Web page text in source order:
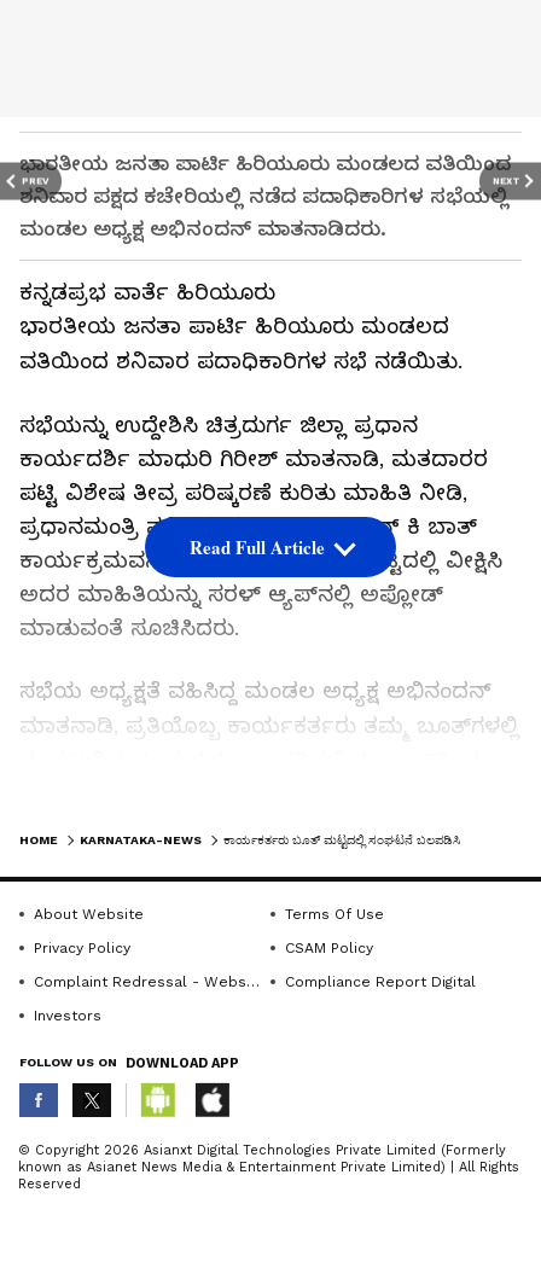
PREV NEXT
ಭಾರತೀಯ ಜನತಾ ಪಾರ್ಟಿ ಹಿರಿಯೂರು ಮಂಡಲದ ವತಿಯಿಂದ
ಶನಿವಾರ ಪಕ್ಷದ ಕಚೇರಿಯಲ್ಲಿ ನಡೆದ ಪದಾಧಿಕಾರಿಗಳ ಸಭೆಯಲ್ಲಿ
ಮಂಡಲ ಅಧ್ಯಕ್ಷ ಅಭಿನಂದನ್ ಮಾತನಾಡಿದರು.
ಕನ್ನಡಪ್ರಭ ವಾರ್ತೆ ಹಿರಿಯೂರು
ಭಾರತೀಯ ಜನತಾ ಪಾರ್ಟಿ ಹಿರಿಯೂರು ಮಂಡಲದ
ವತಿಯಿಂದ ಶನಿವಾರ ಪದಾಧಿಕಾರಿಗಳ ಸಭೆ ನಡೆಯಿತು.
ಸಭೆಯನ್ನು ಉದ್ದೇಶಿಸಿ ಚಿತ್ರದುರ್ಗ ಜಿಲ್ಲಾ ಪ್ರಧಾನ
ಕಾರ್ಯದರ್ಶಿ ಮಾಧುರಿ ಗಿರೀಶ್ ಮಾತನಾಡಿ, ಮತದಾರರ
ಪಟ್ಟಿ ವಿಶೇಷ ತೀವ್ರ ಪರಿಷ್ಕರಣೆ ಕುರಿತು ಮಾಹಿತಿ ನೀಡಿ,
ಪ್ರಧಾನಮಂತ್ರಿ ನರೇಂದ್ರ ಮೋದಿ ಅವರ ಮನ್ ಕಿ ಬಾತ್
ಕಾರ್ಯಕ್ರಮವನ್ನು ಪ್ರತಿಯೊಂದು ಬೂತ್ ಮಟ್ಟದಲ್ಲಿ ವೀಕ್ಷಿಸಿ
ಅದರ ಮಾಹಿತಿಯನ್ನು ಸರಳ್ ಆ್ಯಪ್‌ನಲ್ಲಿ ಅಪ್ಲೋಡ್
ಮಾಡುವಂತೆ ಸೂಚಿಸಿದರು.
ಸಭೆಯ ಅಧ್ಯಕ್ಷತೆ ವಹಿಸಿದ್ದ ಮಂಡಲ ಅಧ್ಯಕ್ಷ ಅಭಿನಂದನ್
ಮಾತನಾಡಿ, ಪ್ರತಿಯೊಬ್ಬ ಕಾರ್ಯಕರ್ತರು ತಮ್ಮ ಬೂತ್‌ಗಳಲ್ಲಿ
ವರ್ಷಗಳ ಆಡಳಿತದ ಸಾಧನೆಗಳ ಕುರಿತು ಎಲ್ಲರಿಗೂ
ಈ ಸಂದರ್ಭದಲ್ಲಿ ಜಿಲ್ಲಾ ಕಾರ್ಯದರ್ಶಿ ವಿಶ್ವನಾಥ್,
ಮಂಡಲದ ನಿಕಟಪೂರ್ವ ಅಧ್ಯಕ್ಷ ಎಂ.ವಿ.ಹರ್ಷ, ಹಿರಿಯ
ಮುಖಂಡ ಎಂ.ಎಸ್. ರಾಘವೇಂದ್ರ, ರಾಜೇಶ್ವರಿ, ಮಂಡಲ
ಪ್ರಧಾನ ಕಾರ್ಯದರ್ಶಿಗಳಾದ ಯೋಗೇಶ್ ಹಾಗೂ ನಿತಿನ್
Read Full Article
ABOUT THE AUTHOR
K KannadaprabhaNewsNetwork
HOME KARNATAKA-NEWS ಕಾರ್ಯಕರ್ತರು ಬೂತ್ ಮಟ್ಟದಲ್ಲಿ ಸಂಘಟನೆ ಬಲಪಡಿಸಿ
About Website
Terms Of Use
Privacy Policy
CSAM Policy
Complaint Redressal - Website
Compliance Report Digital
Investors
FOLLOW US ON DOWNLOAD APP
© Copyright 2026 Asianxt Digital Technologies Private Limited (Formerly
known as Asianet News Media & Entertainment Private Limited) | All Rights
Reserved